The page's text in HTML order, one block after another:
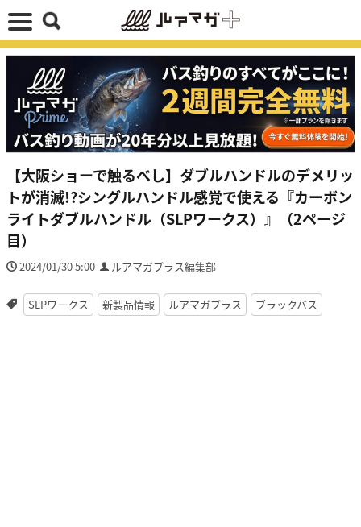
【大阪ショーで触るべし】ダブルハンドルのデメリッ
トが消滅!?シングルハンドル感覚で使える『カーボン
ライトダブルハンドル（SLPワークス）』（2ページ
目）
2024/01/30 5:00 ルアマガプラス編集部
SLPワークス 新製品情報 ルアマガプラス ブラックバス